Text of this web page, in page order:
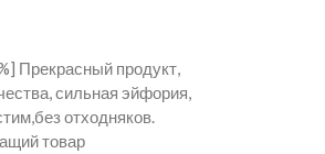
Прекрасный продукт,
сильная эйфория,
отходняков.
товар